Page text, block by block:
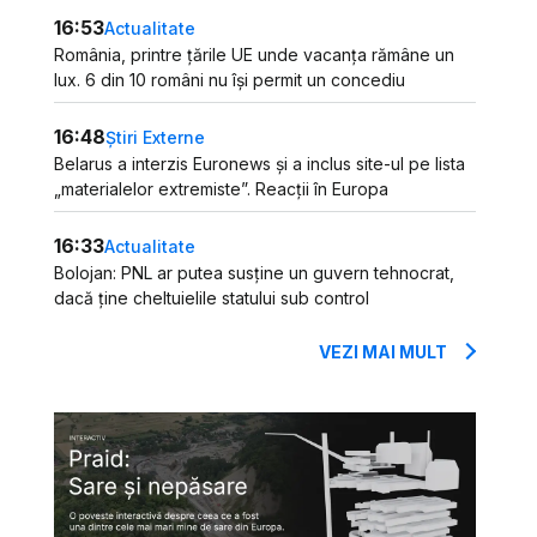
16:53Actualitate
România, printre țările UE unde vacanța rămâne un
lux. 6 din 10 români nu își permit un concediu
16:48Știri Externe
Belarus a interzis Euronews și a inclus site-ul pe lista
„materialelor extremiste”. Reacții în Europa
16:33Actualitate
Bolojan: PNL ar putea susține un guvern tehnocrat,
dacă ține cheltuielile statului sub control
VEZI MAI MULT